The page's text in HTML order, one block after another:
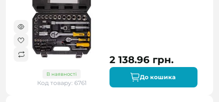
В наявності
Код товару: 6761
2 138.96 грн.
До кошика